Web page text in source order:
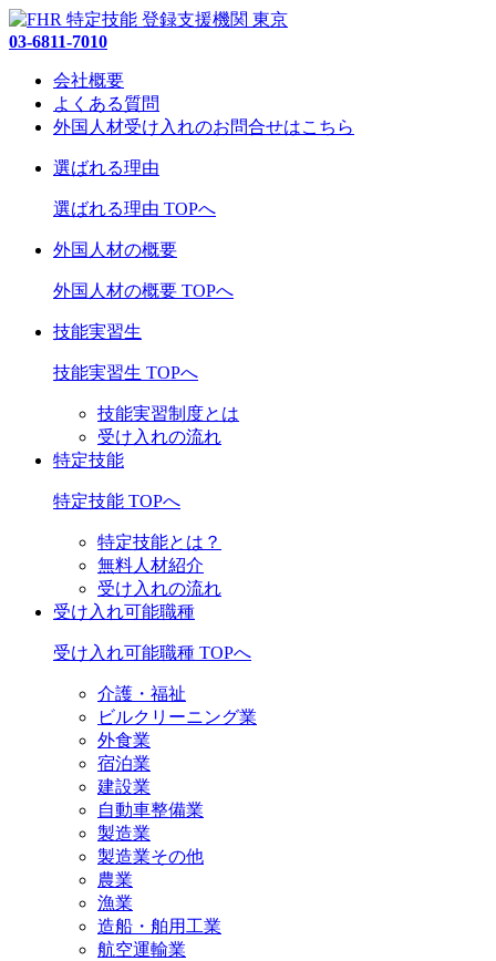
03-6811-7010
会社概要
よくある質問
外国人材受け入れのお問合せはこちら
選ばれる理由
選ばれる理由 TOPへ
外国人材の概要
外国人材の概要 TOPへ
技能実習生
技能実習生 TOPへ
技能実習制度とは
受け入れの流れ
特定技能
特定技能 TOPへ
特定技能とは？
無料人材紹介
受け入れの流れ
受け入れ可能職種
受け入れ可能職種 TOPへ
介護・福祉
ビルクリーニング業
外食業
宿泊業
建設業
自動車整備業
製造業
製造業その他
農業
漁業
造船・舶用工業
航空運輸業